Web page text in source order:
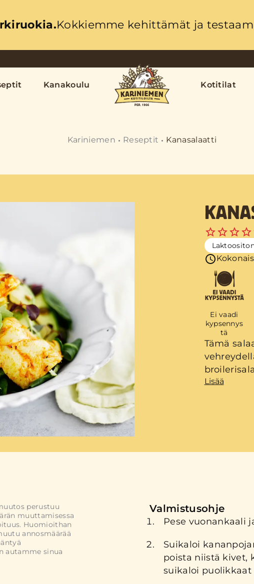
Kokkiemme kehittämät ja
Kanakoulu Kotitilat
Kariniemen Reseptit Kanasalaatti
Ei vaadi
kypsennys
tä
Tämä
sisäfileitä
Lisää
perustuu
muuttamisessa
Huomioithan
annosmäärää
autamme sinua
Valmistusohje
Pese vuonankaali
Suikaloi
poista niistä kivet,
suikaloi